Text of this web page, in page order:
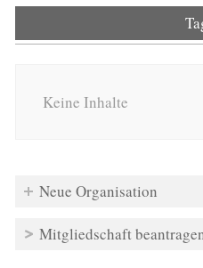
Keine Inhalte
Neue Organisation
Mitgliedschaft